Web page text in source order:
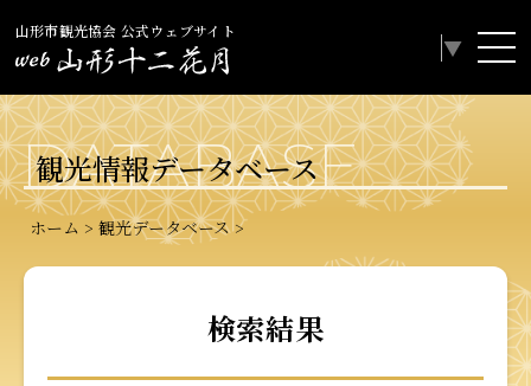
山形市観光協会 公式ウェブサイト
▼
観光情報データベース
DATABASE
ホーム 観光データベース
検索結果